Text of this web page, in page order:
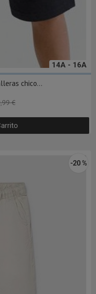
14A - 16A
chico...
€
-20 %